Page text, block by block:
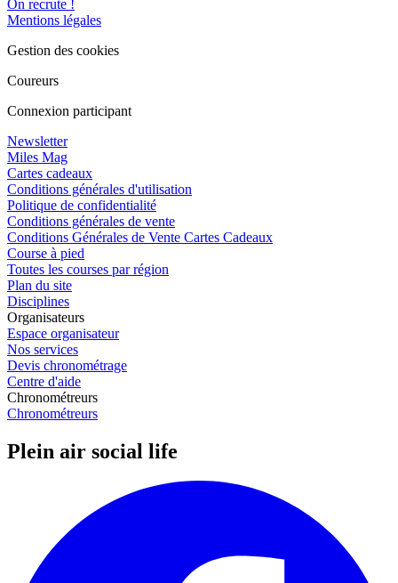
On recrute !
Mentions légales
Gestion des cookies
Coureurs
Connexion participant
Newsletter
Miles Mag
Cartes cadeaux
Conditions générales d'utilisation
Politique de confidentialité
Conditions générales de vente
Conditions Générales de Vente Cartes Cadeaux
Course à pied
Toutes les courses par région
Plan du site
Disciplines
Organisateurs
Espace organisateur
Nos services
Devis chronométrage
Centre d'aide
Chronométreurs
Chronométreurs
Plein air social life